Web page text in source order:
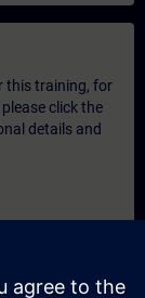
this training, for
click the
details and